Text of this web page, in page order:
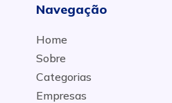
Navegação
Home
Sobre
Categorias
Empresas